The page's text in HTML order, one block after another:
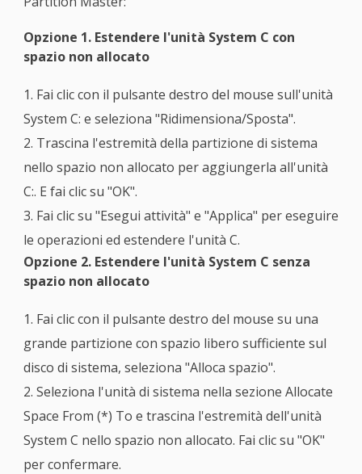
Opzione 1. Estendere l'unità System C con
spazio non allocato
1. Fai clic con il pulsante destro del mouse sull'unità
System C: e seleziona "Ridimensiona/Sposta".
2. Trascina l'estremità della partizione di sistema
nello spazio non allocato per aggiungerla all'unità
C:. E fai clic su "OK".
3. Fai clic su "Esegui attività" e "Applica" per eseguire
le operazioni ed estendere l'unità C.
Opzione 2. Estendere l'unità System C senza
spazio non allocato
1. Fai clic con il pulsante destro del mouse su una
grande partizione con spazio libero sufficiente sul
disco di sistema, seleziona "Alloca spazio".
2. Seleziona l'unità di sistema nella sezione Allocate
Space From (*) To e trascina l'estremità dell'unità
System C nello spazio non allocato. Fai clic su "OK"
per confermare.